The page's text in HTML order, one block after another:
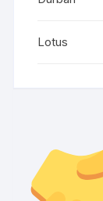
Lotus